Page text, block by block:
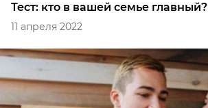
Тест: кто в вашей семье главный?
11 апреля 2022